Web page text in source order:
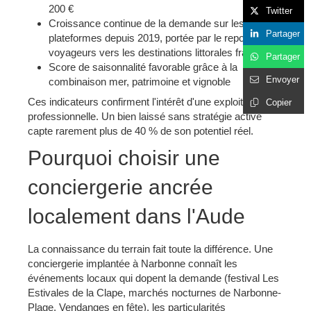
200 €
Croissance continue de la demande sur les
plateformes depuis 2019, portée par le report des
voyageurs vers les destinations littorales françaises
Score de saisonnalité favorable grâce à la
combinaison mer, patrimoine et vignoble
Ces indicateurs confirment l'intérêt d'une exploitation
professionnelle. Un bien laissé sans stratégie active
capte rarement plus de 40 % de son potentiel réel.
Pourquoi choisir une
conciergerie ancrée
localement dans l'Aude
La connaissance du terrain fait toute la différence. Une
conciergerie implantée à Narbonne connaît les
événements locaux qui dopent la demande (festival Les
Estivales de la Clape, marchés nocturnes de Narbonne-
Plage, Vendanges en fête), les particularités
Twitter
Partager
Partager
Envoyer
Copier